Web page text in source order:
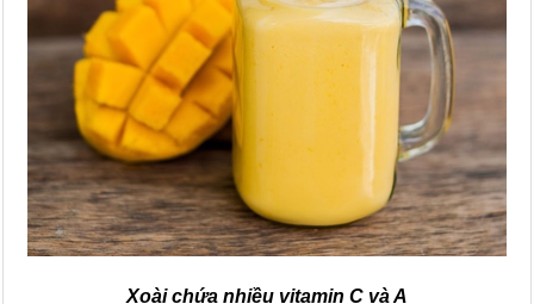
Xoài chứa nhiều vitamin C và A